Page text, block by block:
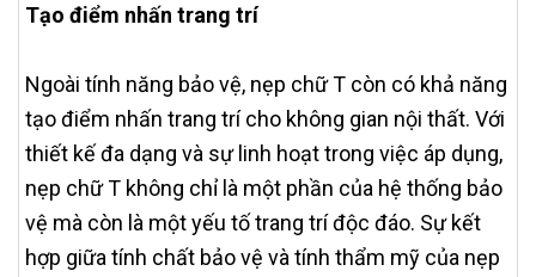
Tạo điểm nhấn trang trí
Ngoài tính năng bảo vệ, nẹp chữ T còn có khả năng
tạo điểm nhấn trang trí cho không gian nội thất. Với
thiết kế đa dạng và sự linh hoạt trong việc áp dụng,
nẹp chữ T không chỉ là một phần của hệ thống bảo
vệ mà còn là một yếu tố trang trí độc đáo. Sự kết
hợp giữa tính chất bảo vệ và tính thẩm mỹ của nẹp